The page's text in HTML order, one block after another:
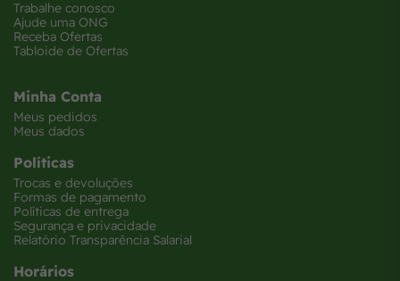
Trabalhe conosco
Ajude uma ONG
Receba Ofertas
Tabloide de Ofertas
Minha Conta
Meus pedidos
Meus dados
Políticas
Trocas e devoluções
Formas de pagamento
Políticas de entrega
Segurança e privacidade
Relatório Transparência Salarial
Horários